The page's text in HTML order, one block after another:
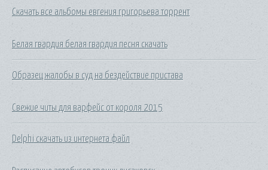
Скачать все альбомы евгения григорьева торрент
Белая гвардия белая гвардия песня скачать
Образец жалобы в суд на бездействие пристава
Свежие читы для варфейс от короля 2015
Delphi скачать из интернета файл